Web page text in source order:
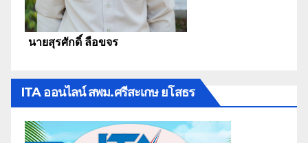
นายสุรศักดิ์ ลือขจร
ITA ออนไลน์ สพม.ศรีสะเกษ ยโสธร